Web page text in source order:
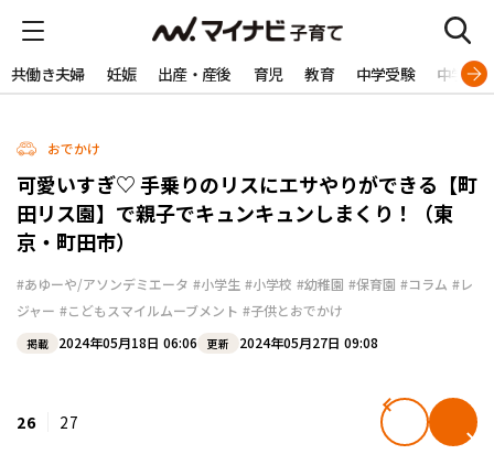
共働き夫婦 妊娠 出産・産後 育児 教育 中学受験 中学生
おでかけ
可愛いすぎ♡ 手乗りのリスにエサやりができる【町
田リス園】で親子でキュンキュンしまくり！（東
京・町田市）
#あゆーや/アソンデミエータ #小学生 #小学校 #幼稚園 #保育園 #コラム #レ
ジャー #こどもスマイルムーブメント #子供とおでかけ
掲載 2024年05月18日 06:06 更新 2024年05月27日 09:08
26 27